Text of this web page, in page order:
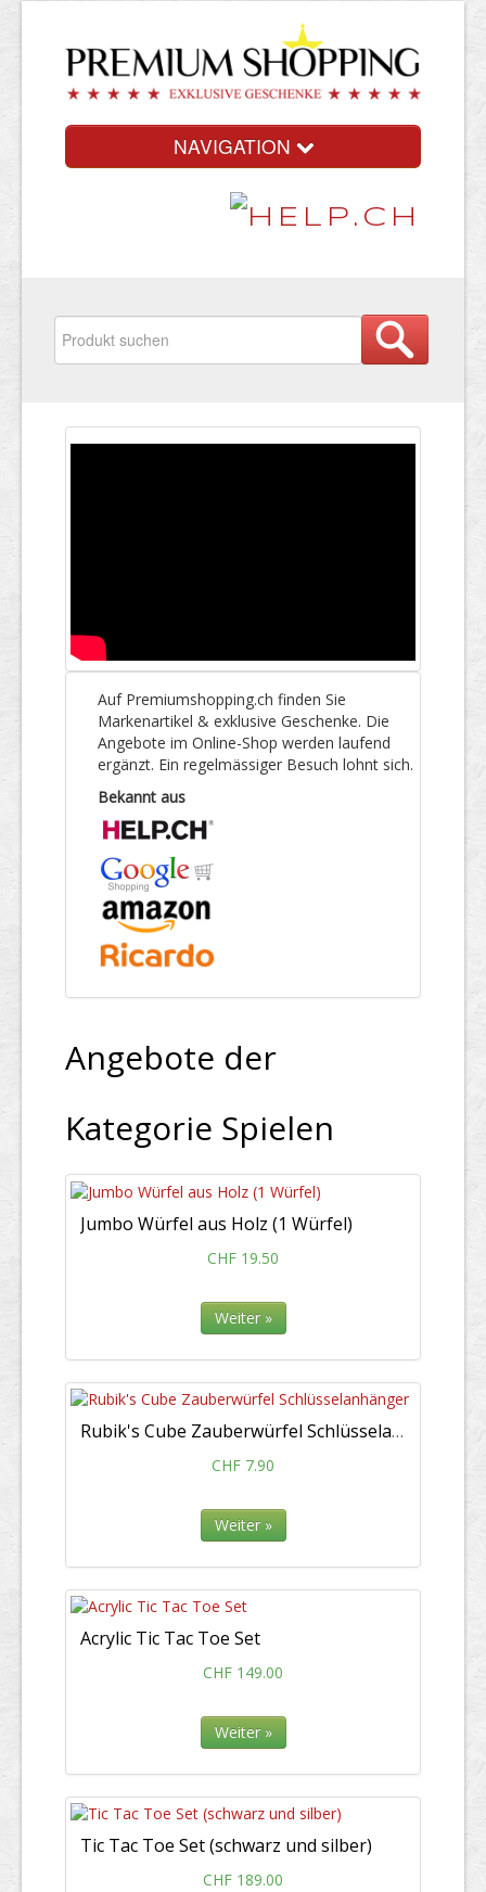
NAVIGATION
Auf Premiumshopping.ch finden Sie
Markenartikel & exklusive Geschenke. Die
Angebote im Online-Shop werden laufend
ergänzt. Ein regelmässiger Besuch lohnt sich.
Bekannt aus
Angebote der
Kategorie Spielen
Jumbo Würfel aus Holz (1 Würfel)
CHF 19.50
Weiter »
Rubik's Cube Zauberwürfel Schlüsselanhänger
CHF 7.90
Weiter »
Acrylic Tic Tac Toe Set
CHF 149.00
Weiter »
Tic Tac Toe Set (schwarz und silber)
CHF 189.00